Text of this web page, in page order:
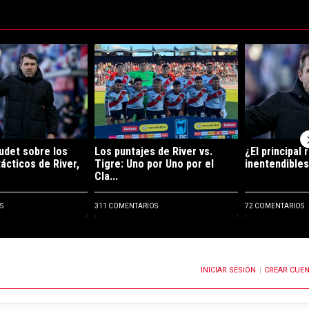
tendencia con el título "Qué dijo Coudet sobre los problemas
sobre los
de River,
Un artículo de tendencia con el título "Los
Los puntajes de River vs.
Tigre: Uno por Uno por el
Cla...
311 COMENTARIOS
Un artículo
¿El principal
72 COMENTARIOS
CUANDO SE PUBLIQUEN NUEVOS COMENTARIOSINICIAR SESIÓN CREAR